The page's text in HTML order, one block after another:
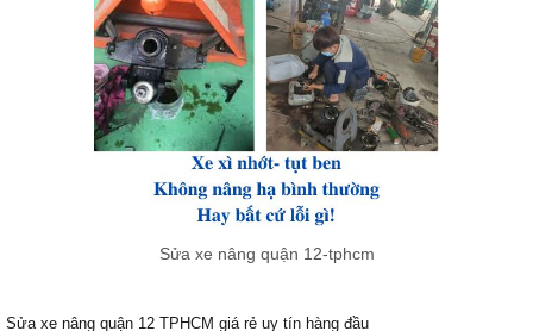
Sửa xe nâng quận 12-tphcm
Sửa xe nâng quận 12 TPHCM giá rẻ uy tín hàng đầu